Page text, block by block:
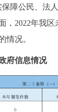
障公民、法
，2022年我
情况。
府信息情况